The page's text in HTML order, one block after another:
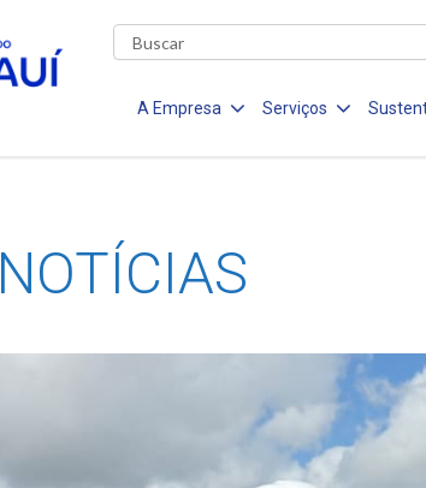
A Empresa Serviços
NOTÍCIAS